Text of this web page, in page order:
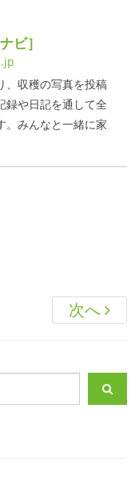
ビ］
、収穫の写真を投稿
録や日記を通して全
。みんなと一緒に家
次へ